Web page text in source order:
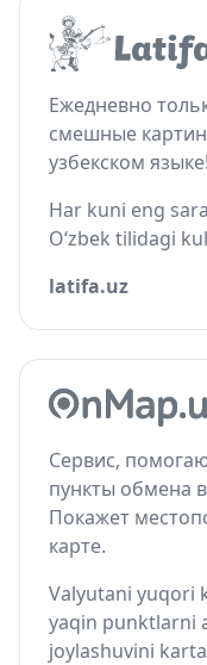
Ежедневно
смешные
узбекском языке!
Har kuni eng
O‘zbek tilidagi
latifa.uz
Сервис,
пункты обмена
Покажет
карте.
Valyutani yuqori
yaqin punktlarni
joylashuvini